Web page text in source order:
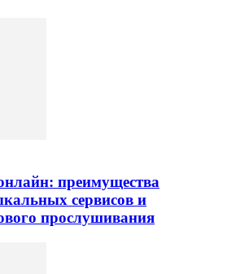
преимущества
сервисов и
прослушивания